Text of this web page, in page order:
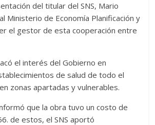
del titular del SNS, Mario
Ministerio de Economía Planificación y
el gestor de esta cooperación entre
el interés del Gobierno en
de salud de todo el
zonas apartadas y vulnerables.
que la obra tuvo un costo de
de estos, el SNS aportó